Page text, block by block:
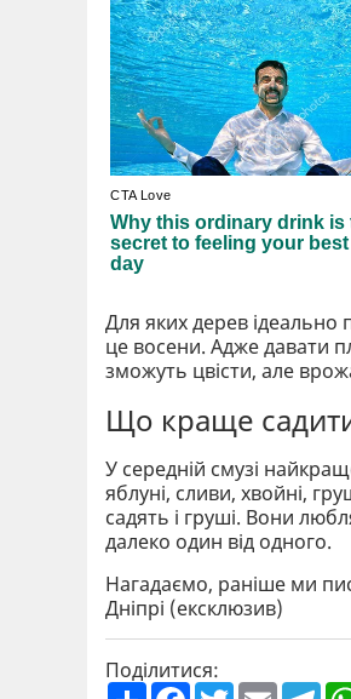
Для яких дерев ідеально
це восени. Адже давати
зможуть цвісти, але
Що краще
У середній смузі
яблуні, сливи, хвойні,
садять і груші. Вони
далеко один від одного.
Нагадаємо, раніше ми
Дніпрі (ексклюзив)
Поділитися:
П
F T E T